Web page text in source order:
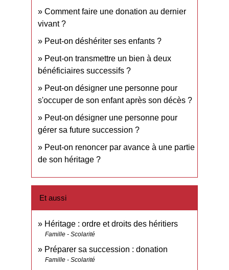
Comment faire une donation au dernier
vivant ?
Peut-on déshériter ses enfants ?
Peut-on transmettre un bien à deux
bénéficiaires successifs ?
Peut-on désigner une personne pour
s'occuper de son enfant après son décès ?
Peut-on désigner une personne pour
gérer sa future succession ?
Peut-on renoncer par avance à une partie
de son héritage ?
Et aussi
Héritage : ordre et droits des héritiers
Famille - Scolarité
Préparer sa succession : donation
Famille - Scolarité